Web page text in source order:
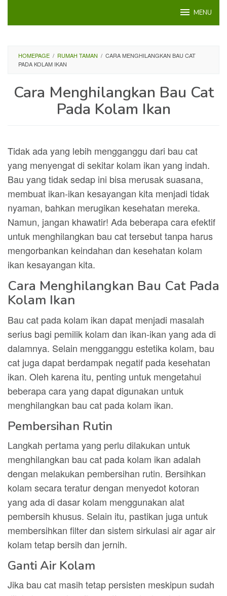
MENU
HOMEPAGE / RUMAH TAMAN / CARA MENGHILANGKAN BAU CAT
PADA KOLAM IKAN
Cara Menghilangkan Bau Cat
Pada Kolam Ikan
Tidak ada yang lebih mengganggu dari bau cat
yang menyengat di sekitar kolam ikan yang indah.
Bau yang tidak sedap ini bisa merusak suasana,
membuat ikan-ikan kesayangan kita menjadi tidak
nyaman, bahkan merugikan kesehatan mereka.
Namun, jangan khawatir! Ada beberapa cara efektif
untuk menghilangkan bau cat tersebut tanpa harus
mengorbankan keindahan dan kesehatan kolam
ikan kesayangan kita.
Cara Menghilangkan Bau Cat Pada
Kolam Ikan
Bau cat pada kolam ikan dapat menjadi masalah
serius bagi pemilik kolam dan ikan-ikan yang ada di
dalamnya. Selain mengganggu estetika kolam, bau
cat juga dapat berdampak negatif pada kesehatan
ikan. Oleh karena itu, penting untuk mengetahui
beberapa cara yang dapat digunakan untuk
menghilangkan bau cat pada kolam ikan.
Pembersihan Rutin
Langkah pertama yang perlu dilakukan untuk
menghilangkan bau cat pada kolam ikan adalah
dengan melakukan pembersihan rutin. Bersihkan
kolam secara teratur dengan menyedot kotoran
yang ada di dasar kolam menggunakan alat
pembersih khusus. Selain itu, pastikan juga untuk
membersihkan filter dan sistem sirkulasi air agar air
kolam tetap bersih dan jernih.
Ganti Air Kolam
Jika bau cat masih tetap persisten meskipun sudah